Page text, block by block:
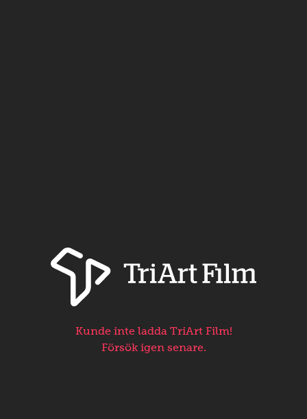
Kunde inte ladda TriArt Film!
Försök igen senare.